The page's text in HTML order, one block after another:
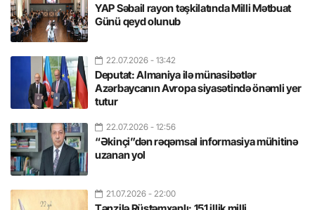
YAP Səbail rayon təşkilatında Milli Mətbuat
Günü qeyd olunub
22.07.2026 - 13:42
Deputat: Almaniya ilə münasibətlər
Azərbaycanın Avropa siyasətində önəmli yer
tutur
22.07.2026 - 12:56
“Əkinçi”dən rəqəmsal informasiya mühitinə
uzanan yol
21.07.2026 - 22:00